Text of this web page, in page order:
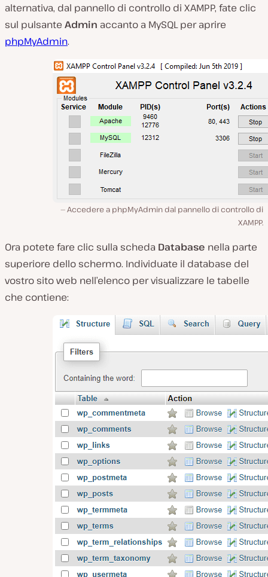
alternativa, dal pannello di controllo di XAMPP, fate clic
sul pulsante Admin accanto a MySQLper aprire
phpMyAdmin.
Accedere a phpMyAdmin dal pannello di controllo di
XAMPP.
Ora potete fare clic sulla scheda Database nella parte
superiore dello schermo. Individuate il database del
vostro sito web nell’elenco per visualizzare le tabelle
che contiene: